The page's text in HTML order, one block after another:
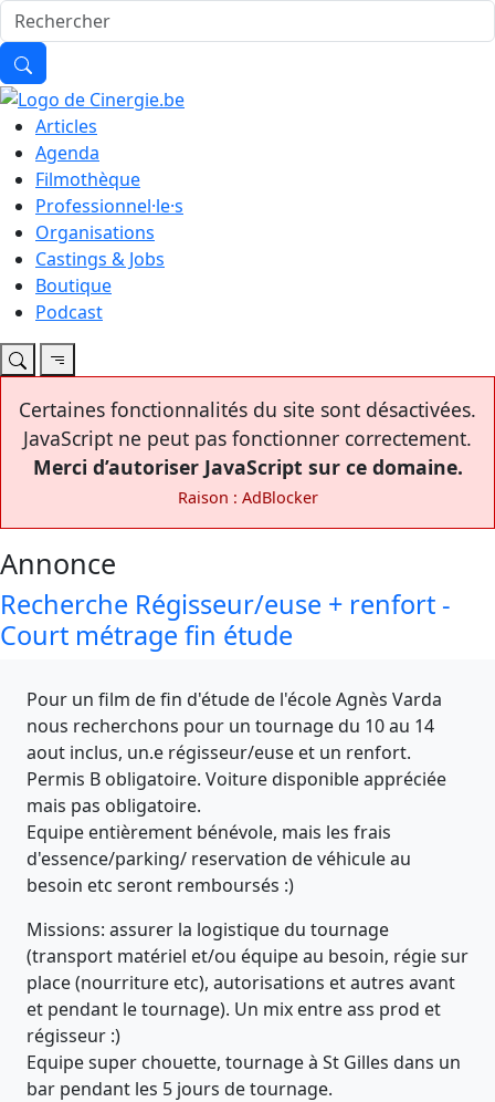
Articles
Agenda
Filmothèque
Professionnel·le·s
Organisations
Castings & Jobs
Boutique
Podcast
Certaines fonctionnalités du site sont désactivées.
JavaScript ne peut pas fonctionner correctement.
Merci d’autoriser JavaScript sur ce domaine.
Raison : AdBlocker
Annonce
Recherche Régisseur/euse + renfort -
Court métrage fin étude
Pour un film de fin d'étude de l'école Agnès Varda
nous recherchons pour un tournage du 10 au 14
aout inclus, un.e régisseur/euse et un renfort.
Permis B obligatoire. Voiture disponible appréciée
mais pas obligatoire.
Equipe entièrement bénévole, mais les frais
d'essence/parking/ reservation de véhicule au
besoin etc seront remboursés :)
Missions: assurer la logistique du tournage
(transport matériel et/ou équipe au besoin, régie sur
place (nourriture etc), autorisations et autres avant
et pendant le tournage). Un mix entre ass prod et
régisseur :)
Equipe super chouette, tournage à St Gilles dans un
bar pendant les 5 jours de tournage.